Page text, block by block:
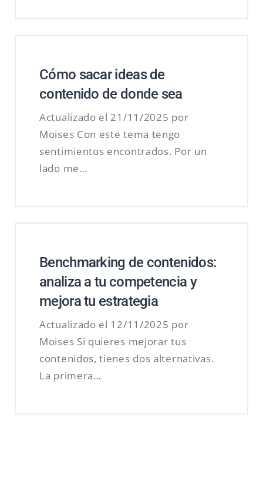
Cómo sacar ideas de
contenido de donde sea
Actualizado el 21/11/2025 por
Moises Con este tema tengo
sentimientos encontrados. Por un
lado me…
Benchmarking de contenidos:
analiza a tu competencia y
mejora tu estrategia
Actualizado el 12/11/2025 por
Moises Si quieres mejorar tus
contenidos, tienes dos alternativas.
La primera…